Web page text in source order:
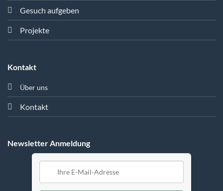
Gesuch aufgeben
Projekte
Kontakt
Über uns
Kontakt
Newsletter Anmeldung